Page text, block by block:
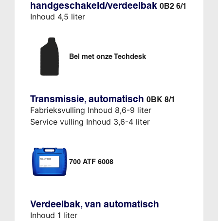
handgeschakeld/verdeelbak 0B2 6/1
Inhoud 4,5 liter
Bel met onze Techdesk
Transmissie, automatisch 0BK 8/1
Fabrieksvulling Inhoud 8,6-9 liter
Service vulling Inhoud 3,6-4 liter
700 ATF 6008
Verdeelbak, van automatisch
Inhoud 1 liter